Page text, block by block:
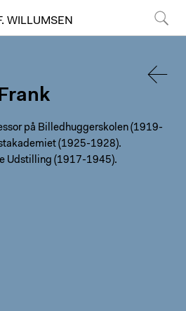
WILLUMSEN
på Billedhuggerskolen (1919-
(1925-1928).
Udstilling (1917-1945).